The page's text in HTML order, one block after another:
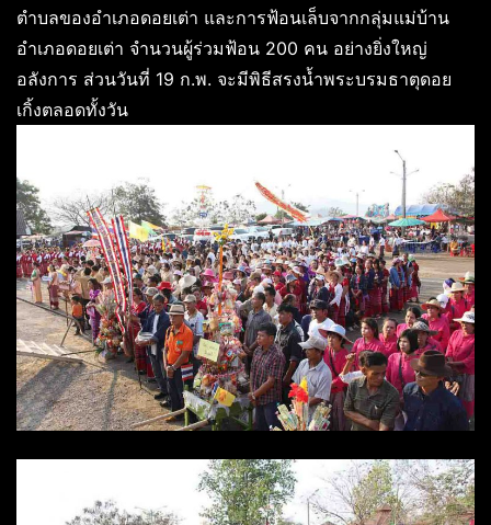
ตำบลของอำเภอดอยเต่า และการฟ้อนเล็บจากกลุ่มแม่บ้าน
อำเภอดอยเต่า จำนวนผู้ร่วมฟ้อน 200 คน อย่างยิ่งใหญ่
อลังการ ส่วนวันที่ 19 ก.พ. จะมีพิธีสรงน้ำพระบรมธาตุดอย
เกิ้งตลอดทั้งวัน